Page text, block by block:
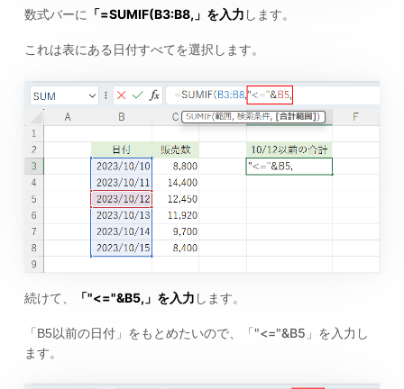
数式バーに 「=SUMIF(B3:B8, 」を入力 します。
これは表にある日付すべてを選択します。
続けて、 「"<="&B5, 」を入力 します。
「B5以前の日付」をもとめたいので、「 "<="&B5 」を入力し
ます。